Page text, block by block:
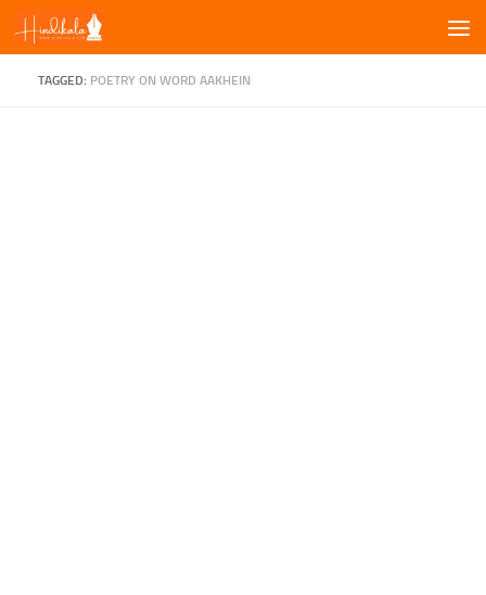
Skip to content
TAGGED: POETRY ON WORD AAKHEIN